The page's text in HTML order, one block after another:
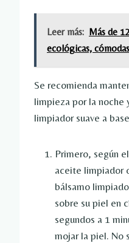
Leer más: Más de
ecológicas,
Se recomienda
limpieza por la noche
limpiador suave a
Primero, según
aceite limpiador
bálsamo
sobre su piel en
segundos a 1
mojar la piel. No